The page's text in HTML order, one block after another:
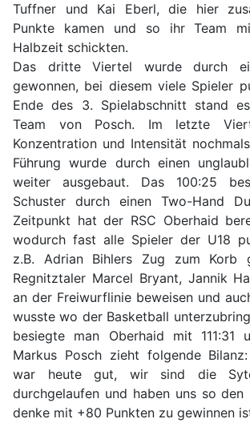
Tuffner und Kai Eberl, die hier
Punkte kamen und so ihr Team
Halbzeit schickten.
Das dritte Viertel wurde durch
gewonnen, bei diesem viele Spieler
Ende des 3. Spielabschnitt stand
Team von Posch. Im letzte
Konzentration und Intensität
Führung wurde durch einen
weiter ausgebaut. Das 100:25
Schuster durch einen Two-Hand
Zeitpunkt hat der RSC Oberhaid
wodurch fast alle Spieler der U18
z.B. Adrian Bihlers Zug zum Korb
Regnitztaler Marcel Bryant, Jannik
an der Freiwurflinie beweisen und
wusste wo der Basketball
besiegte man Oberhaid mit 111:31
Markus Posch zieht folgende
war heute gut, wir sind die
durchgelaufen und haben uns so
denke mit +80 Punkten zu gewinnen